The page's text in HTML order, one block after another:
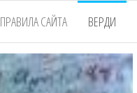
ПРАВИЛА САЙТА ВЕРДИ